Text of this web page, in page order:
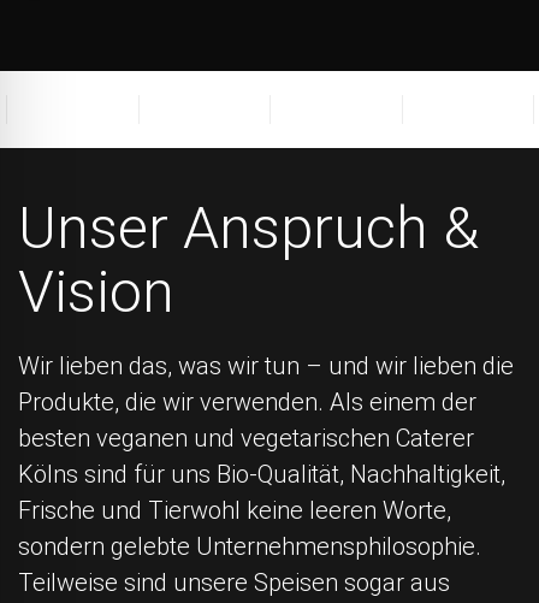
Unser Anspruch &
Vision
Wir lieben das, was wir tun – und wir lieben die
Produkte, die wir verwenden. Als einem der
besten veganen und vegetarischen Caterer
Kölns sind für uns Bio-Qualität, Nachhaltigkeit,
Frische und Tierwohl keine leeren Worte,
sondern gelebte Unternehmensphilosophie.
Teilweise sind unsere Speisen sogar aus